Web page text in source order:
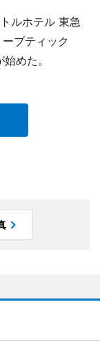
ルホテル 東急
ブティック
めた。